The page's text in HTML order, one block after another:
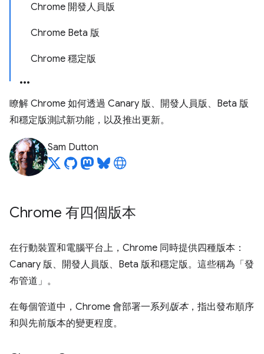
Chrome 開發人員版
Chrome Beta 版
Chrome 穩定版
瞭解 Chrome 如何透過 Canary 版、開發人員版、Beta 版
和穩定版測試新功能，以及推出更新。
Sam Dutton
Chrome 有四個版本
在行動裝置和電腦平台上，Chrome 同時提供四種版本：
Canary 版、開發人員版、Beta 版和穩定版。這些稱為「發
布管道」 。
在每個管道中，Chrome 會部署一系列版本，指出發布順序
和與先前版本的變更程度。